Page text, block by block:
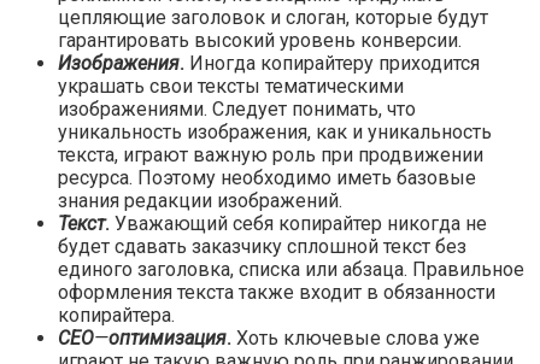
цепляющие заголовок и слоган, которые будут
гарантировать высокий уровень конверсии.
Изображения. Иногда копирайтеру приходится
украшать свои тексты тематическими
изображениями. Следует понимать, что
уникальность изображения, как и уникальность
текста, играют важную роль при продвижении
ресурса. Поэтому необходимо иметь базовые
знания редакции изображений.
Текст. Уважающий себя копирайтер никогда не
будет сдавать заказчику сплошной текст без
единого заголовка, списка или абзаца. Правильное
оформления текста также входит в обязанности
копирайтера.
СЕО—оптимизация. Хоть ключевые слова уже